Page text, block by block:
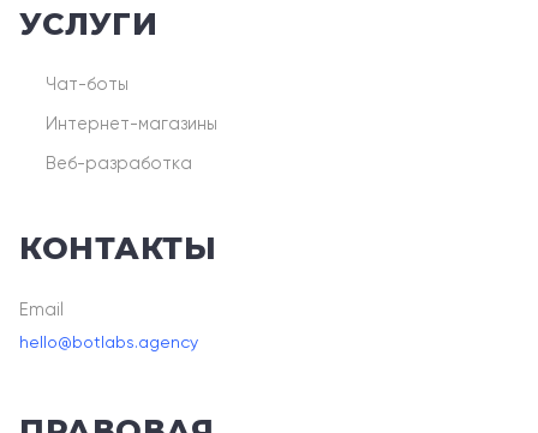
УСЛУГИ
Чат-боты
Интернет-магазины
Веб-разработка
КОНТАКТЫ
Email
hello@botlabs.agency